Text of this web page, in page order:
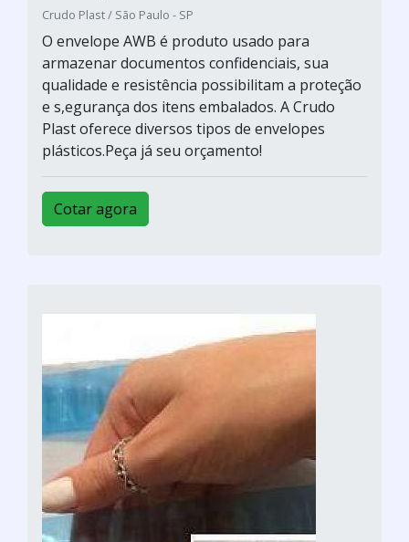
Crudo Plast / São Paulo - SP
O envelope AWB é produto usado para
armazenar documentos confidenciais, sua
qualidade e resistência possibilitam a proteção
e s,egurança dos itens embalados. A Crudo
Plast oferece diversos tipos de envelopes
plásticos.Peça já seu orçamento!
Cotar agora